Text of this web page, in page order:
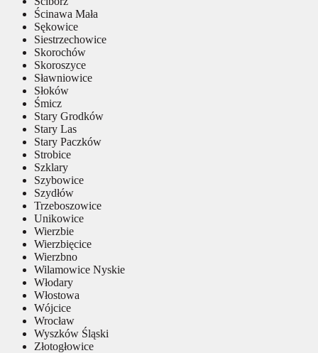
Ścinawa Mała
Sękowice
Siestrzechowice
Skorochów
Skoroszyce
Sławniowice
Słoków
Śmicz
Stary Grodków
Stary Las
Stary Paczków
Strobice
Szklary
Szybowice
Szydłów
Trzeboszowice
Unikowice
Wierzbie
Wierzbięcice
Wierzbno
Wilamowice Nyskie
Włodary
Włostowa
Wójcice
Wrocław
Wyszków Śląski
Złotogłowice